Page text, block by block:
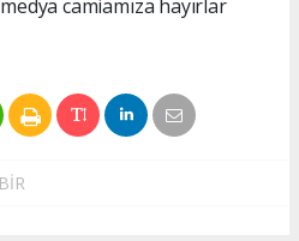
camiamıza hayırlar